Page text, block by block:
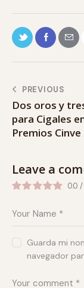
PREVIOUS
Dos oros y
para Cigales
Premios Cinve
Leave a
0.0 /
Guarda mi
navegador